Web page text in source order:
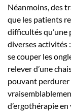
Néanmoins, des
que les patients
difficultés qu’une
diverses activités
se couper les
relever d’une
pouvant perdurer
d’ergothérapie